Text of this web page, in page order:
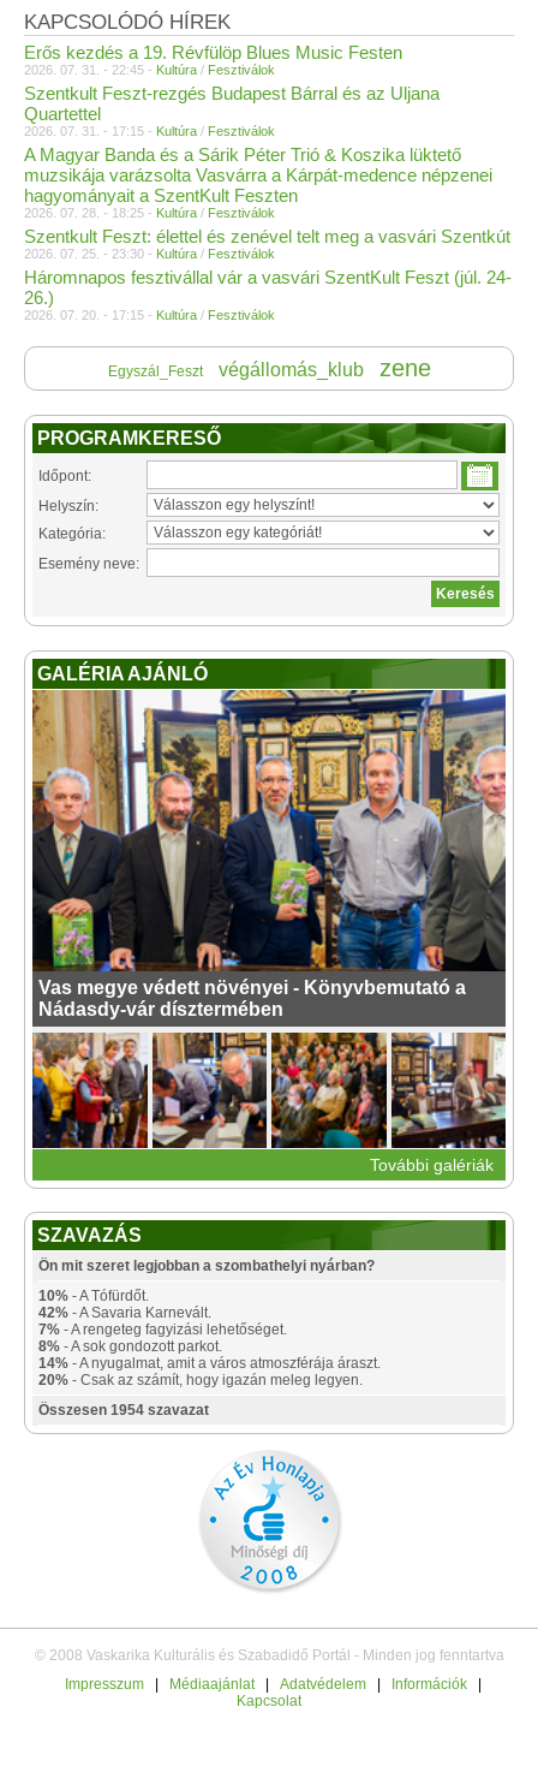
KAPCSOLÓDÓ HÍREK
Erős kezdés a 19. Révfülöp Blues Music Festen
2026. 07. 31. - 22:45 - Kultúra / Fesztiválok
Szentkult Feszt-rezgés Budapest Bárral és az Uljana
Quartettel
2026. 07. 31. - 17:15 - Kultúra / Fesztiválok
A Magyar Banda és a Sárik Péter Trió & Koszika lüktető
muzsikája varázsolta Vasvárra a Kárpát-medence népzenei
hagyományait a SzentKult Feszten
2026. 07. 28. - 18:25 - Kultúra / Fesztiválok
Szentkult Feszt: élettel és zenével telt meg a vasvári Szentkút
2026. 07. 25. - 23:30 - Kultúra / Fesztiválok
Háromnapos fesztivállal vár a vasvári SzentKult Feszt (júl. 24-
26.)
2026. 07. 20. - 17:15 - Kultúra / Fesztiválok
Egyszál_Feszt végállomás_klub zene
PROGRAMKERESŐ
Időpont:
Helyszín:
Kategória:
Esemény neve:
GALÉRIA AJÁNLÓ
Vas megye védett növényei - Könyvbemutató a
Nádasdy-vár dísztermében
További galériák
SZAVAZÁS
Ön mit szeret legjobban a szombathelyi nyárban?
10% - A Tófürdőt.
42% - A Savaria Karnevált.
7% - A rengeteg fagyizási lehetőséget.
8% - A sok gondozott parkot.
14% - A nyugalmat, amit a város atmoszférája áraszt.
20% - Csak az számít, hogy igazán meleg legyen.
Összesen 1954 szavazat
© 2008 Vaskarika Kulturális és Szabadidő Portál - Minden jog fenntartva
Impresszum
Médiaajánlat Adatvédelem Információk
Kapcsolat